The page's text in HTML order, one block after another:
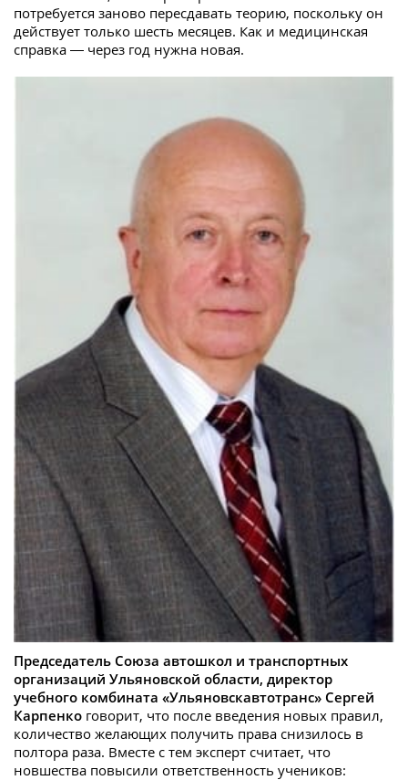
потребуется заново пересдавать теорию, поскольку он
действует только шесть месяцев. Как и медицинская
справка — через год нужна новая.
Председатель Союза автошкол и транспортных
организаций Ульяновской области, директор
учебного комбината «Ульяновскавтотранс» Сергей
Карпенко говорит, что после введения новых правил,
количество желающих получить права снизилось в
полтора раза. Вместе с тем эксперт считает, что
новшества повысили ответственность учеников: